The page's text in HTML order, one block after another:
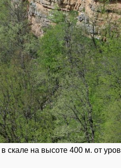
скале на высоте 400 м. от